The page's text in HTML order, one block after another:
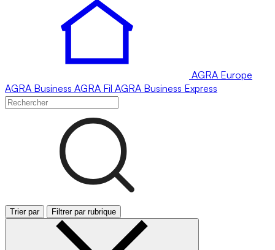
AGRA Europe
AGRA Business AGRA Fil AGRA Business Express
Trier par Filtrer par rubrique